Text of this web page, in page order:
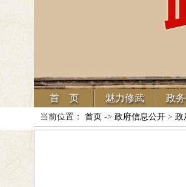
首 页 魅力修武 政
当前位置： 首页 -> 政府信息公开> 政